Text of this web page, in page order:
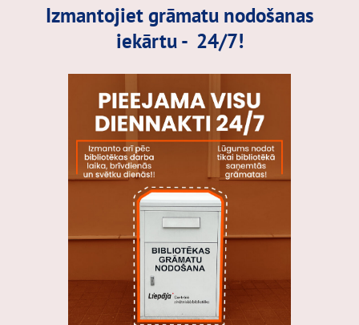
Izmantojiet grāmatu nodošanas
iekārtu - 24/7!